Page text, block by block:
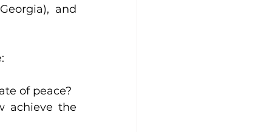
and
of peace?
achieve the